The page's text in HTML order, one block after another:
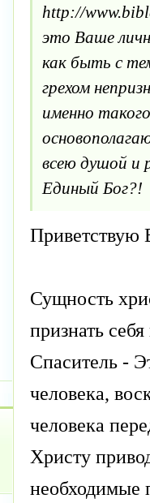
http://
это Ваше
как быть с
грехом
именно
всею душой и
Единый Бог?!
Приветствую
Сущность
признать
Спаситель -
человека,
человека
Христу
необходимые